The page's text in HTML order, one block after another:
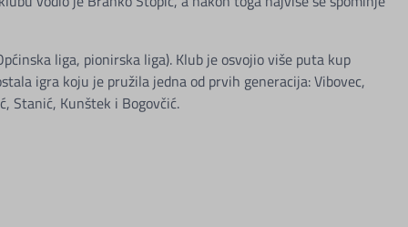
liga, pionirska liga). Klub je osvojio više puta kup
igra koju je pružila jedna od prvih generacija: Vibovec,
Stanić, Kunštek i Bogovčić.